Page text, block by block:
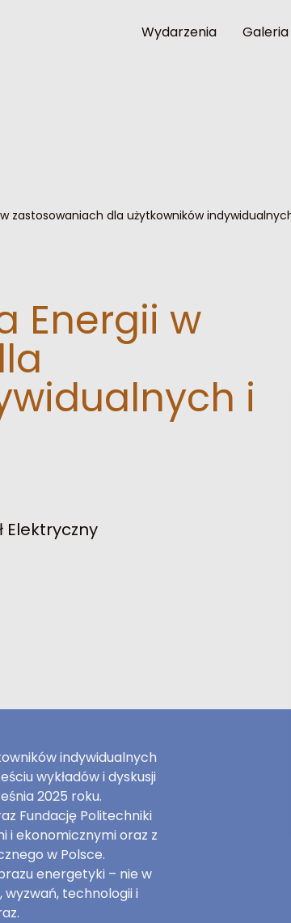
Wydarzenia Galeria
zastosowaniach dla użytkowników
Energii w
i
Elektryczny
indywidualnych
wykładów i dyskusji
2025 roku.
Fundację Politechniki
i ekonomicznymi oraz z
w Polsce.
energetyki – nie w
technologii i